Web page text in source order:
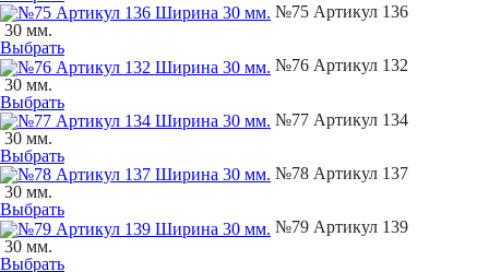
№75 Артикул 136
30 мм.
Выбрать
№76 Артикул 132
30 мм.
Выбрать
№77 Артикул 134
30 мм.
Выбрать
№78 Артикул 137
30 мм.
Выбрать
№79 Артикул 139
30 мм.
Выбрать